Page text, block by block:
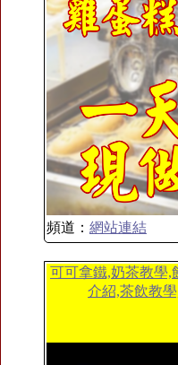
頻道： 網站連結
可可拿鐵,奶茶教學,
介紹,茶飲教